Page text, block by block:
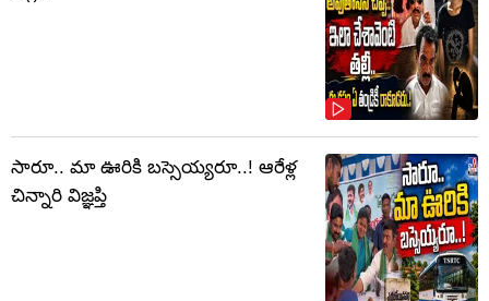
సారూ.. మా ఊరికి బస్సెయ్యరూ..! ఆరేళ్ల
చిన్నారి విజ్ఞప్తి